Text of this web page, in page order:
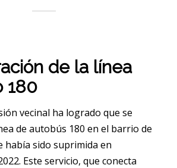
de la línea
180
vecinal ha logrado que se
de autobús 180 en el barrio de
había sido suprimida en
Este servicio, que conecta